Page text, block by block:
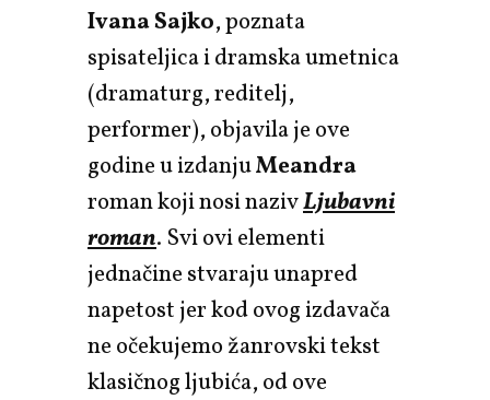
Ivana Sajko, poznata
spisateljica i dramska umetnica
(dramaturg, reditelj,
performer), objavila je ove
godine u izdanjuMeandra
roman koji nosi nazivLjubavni
roman. Svi ovi elementi
jednačine stvaraju unapred
napetost jer kod ovog izdavača
ne očekujemo žanrovski tekst
klasičnog ljubića, od ove